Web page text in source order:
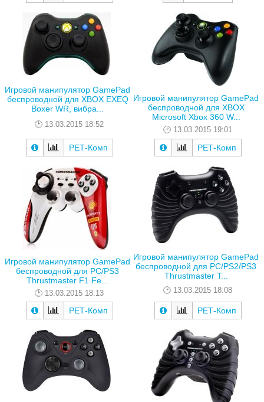
Игровой манипулятор GamePad
беспроводной для XBOX EXEQ
Boxer WR, вибра...
13.03.2015 18:52
РЕТ-Комп
Игровой манипулятор GamePad
беспроводной для XBOX
Microsoft Xbox 360 W...
13.03.2015 19:01
РЕТ-Комп
Игровой манипулятор GamePad
беспроводной для PC/PS3
Thrustmaster F1 Fe...
13.03.2015 18:13
РЕТ-Комп
Игровой манипулятор GamePad
беспроводной для PC/PS2/PS3
Thrustmaster T...
13.03.2015 18:08
РЕТ-Комп